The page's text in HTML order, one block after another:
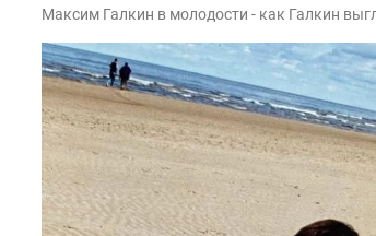
Максим Галкин в молодости - как Галкин